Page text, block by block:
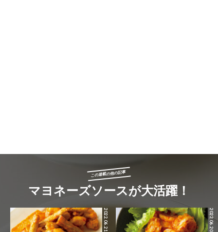
この連載の他の記事
マヨネーズソースが大活躍！
2022.06.21 2022.06.20